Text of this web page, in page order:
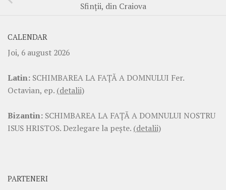
Sfinții, din Craiova
CALENDAR
Joi, 6 august 2026
Latin: SCHIMBAREA LA FAŢĂ A DOMNULUI Fer.
Octavian, ep. (detalii)
Bizantin: SCHIMBAREA LA FAŢĂ A DOMNULUI NOSTRU
ISUS HRISTOS. Dezlegare la pește. (detalii)
PARTENERI